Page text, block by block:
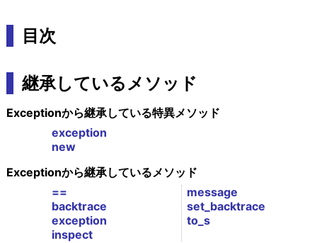
目次
継承しているメソッド
Exceptionから継承している特異メソッド
exception
new
Exceptionから継承しているメソッド
==
backtrace
exception
inspect
message
set_backtrace
to_s